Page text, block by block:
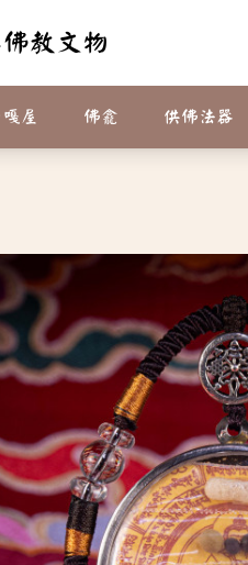
教文物
像
屋 佛龕 供佛法器